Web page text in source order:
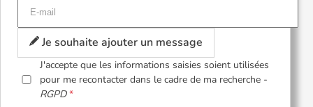
Je souhaite ajouter un message
J'accepte que les informations saisies soient utilisées
pour me recontacter dans le cadre de ma recherche -
RGPD